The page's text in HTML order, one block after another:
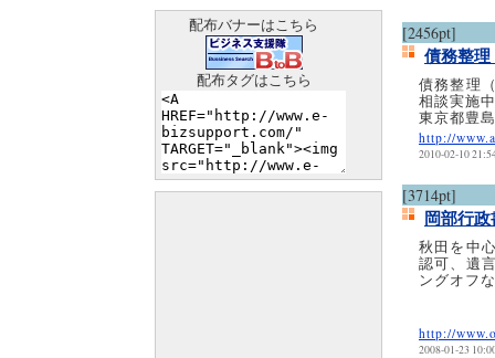
[2456pt]
債務整
債務整理
相談実施
東京都豊
http://
2010-02-10
[3714pt]
岡部行
秋田を中
認可、遺
ングオフ
http://
2008-01-23
配布バナーはこちら
配布タグはこちら